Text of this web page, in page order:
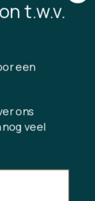
t.w.v.
een
ons
veel